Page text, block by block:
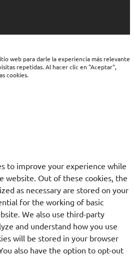
web para darle la experiencia más relevante
repetidas. Al hacer clic en "Aceptar",
cookies.
to improve your experience while
website. Out of these cookies, the
as necessary are stored on your
for the working of basic
We also use third-party
and understand how you use
will be stored in your browser
also have the option to opt-out